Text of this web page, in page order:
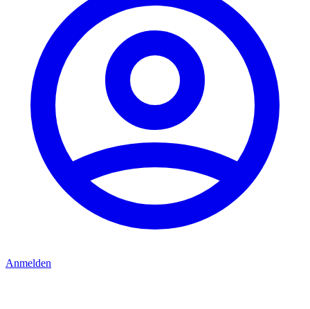
Anmelden